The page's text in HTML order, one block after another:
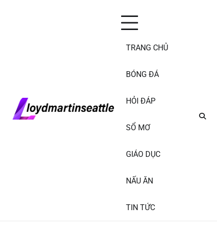
TRANG CHỦ
BÓNG ĐÁ
HỎI ĐÁP
SỔ MƠ
GIÁO DỤC
NẤU ĂN
TIN TỨC